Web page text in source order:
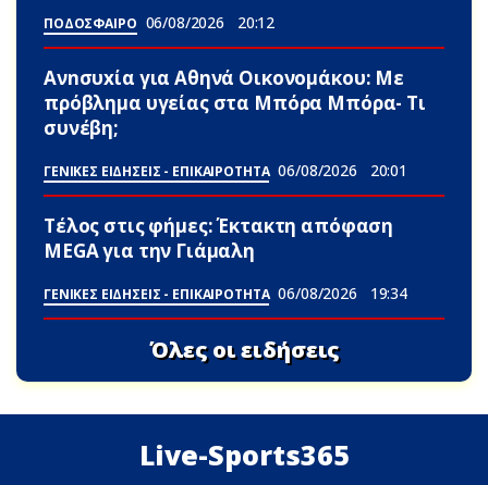
ΠΟΔΟΣΦΑΙΡΟ 06/08/2026 20:12
Ανnσυxία για Αθηνά Οικονομάκου: Με
πρόβλημα υγείας στα Μπόρα Μπόρα- Τι
συνέβη;
ΓΕΝΙΚΕΣ ΕΙΔΗΣΕΙΣ - ΕΠΙΚΑΙΡΟΤΗΤΑ 06/08/2026 20:01
Τέλος στις φήμες: Έκτακτη απόφαση
MEGA για την Γιάμαλη
ΓΕΝΙΚΕΣ ΕΙΔΗΣΕΙΣ - ΕΠΙΚΑΙΡΟΤΗΤΑ 06/08/2026 19:34
Όλες οι ειδήσεις
Live-Sports365